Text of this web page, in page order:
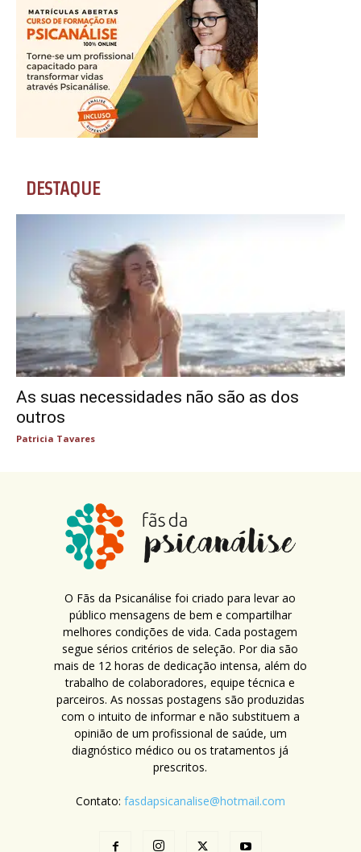
DESTAQUE
As suas necessidades não são as dos
outros
Patricia Tavares
O Fãs da Psicanálise foi criado para levar ao
público mensagens de bem e compartilhar
melhores condições de vida. Cada postagem
segue sérios critérios de seleção. Por dia são
mais de 12 horas de dedicação intensa, além do
trabalho de colaboradores, equipe técnica e
parceiros. As nossas postagens são produzidas
com o intuito de informar e não substituem a
opinião de um profissional de saúde, um
diagnóstico médico ou os tratamentos já
prescritos.
Contato: fasdapsicanalise@hotmail.com